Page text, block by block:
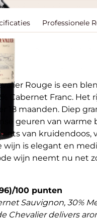
Professionele
Rouge is een
Cabernet Franc.
18 maanden. Diep
geuren van warme
van
wijn is elegant en
wijn neemt nu net
100 punten
Sauvignon, 30%
Chevalier delivers